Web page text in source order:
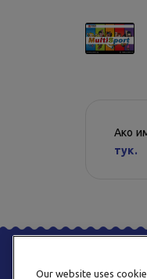
Ако
тук.
Our website uses